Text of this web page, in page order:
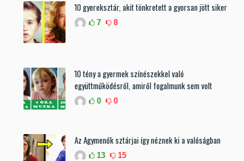
10 gyereksztár, akit tönkretett a gyorsan jött siker
7 8
10 tény a gyermek színészekkel való
együttműködésről, amiről fogalmunk sem volt
0 0
Az Agymenők sztárjai így néznek ki a valóságban
13 15